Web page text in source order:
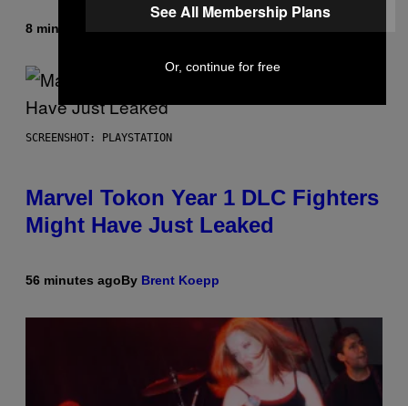
8 minutes ago
SCREENSHOT: PLAYSTATION
Marvel Tokon Year 1 DLC Fighters
Might Have Just Leaked
56 minutes agoBy Brent Koepp
See All Membership Plans
Or, continue for free